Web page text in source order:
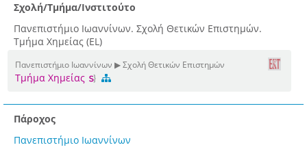
Σχολή/Τμήμα/Ινστιτούτο
Πανεπιστήμιο Ιωαννίνων. Σχολή Θετικών Επιστημών.
Τμήμα Χημείας (EL)
Πανεπιστήμιο Ιωαννίνων ▶ Σχολή Θετικών Επιστημών
Τμήμα Χημείας
Πάροχος
Πανεπιστήμιο Ιωαννίνων